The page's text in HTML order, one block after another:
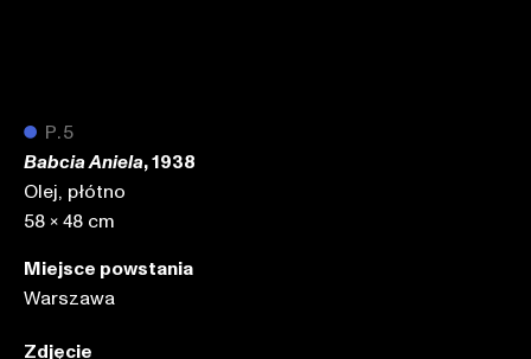
● P.5
Babcia Aniela, 1938
Olej, płótno
58 x 48 cm
Miejsce powstania
Warszawa
Zdjęcie